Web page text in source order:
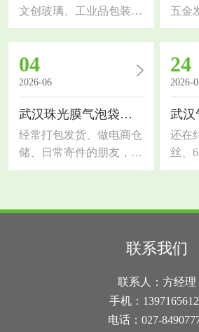
文创玻璃、工业品包装的
朋友，对缓冲气泡膜的需
求一定很大。市面上气泡
膜质量参差不齐，选错容
易出现货品破损、受潮、
抗压性差等问题。今天结
合本地行业需求，科普湖
北气泡膜厂家选材知识，
帮大家分清优劣、选对适
配品类，降低包装损耗和
防震、缓冲效果，同时具
备防水、防潮、防刮花的
碎、易损、货品的运输包
五金
要了
袋，
对比
能力
解材
选材
袋韧
璃制
采用
密闭
潮、
输易
不透
04
2026-06
武汉珠光膜气泡袋｜和普通气泡袋、快递袋的区别
经常打包发货、做电商仓
储、日常寄件的朋友，大
概率都纠结过包装选材！
得相似，实际材质、防护
效果、颜值和适用场景差
距超大。选错包装要么货
品磕碰破损，要么过度包
装浪费成本，今天一次性
讲透三者核心区别，新手
24
2026-
还在
丝、
厚度
操经
用厚
也能
韧性
联系我们
联系人：方经理
手机：
电话：027-